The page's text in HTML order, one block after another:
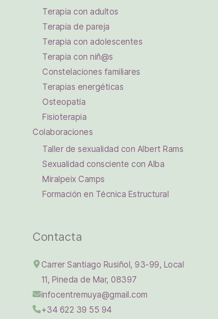
Terapia con adultos
Terapia de pareja
Terapia con adolescentes
Terapia con niñ@s
Constelaciones familiares
Terapias energéticas
Osteopatía
Fisioterapia
Colaboraciones
Taller de sexualidad con Albert Rams
Sexualidad consciente con Alba
Miralpeix Camps
Formación en Técnica Estructural
Contacta
Carrer Santiago Rusiñol, 93-99, Local
11, Pineda de Mar, 08397
infocentremuya@gmail.com
+34 622 39 55 94